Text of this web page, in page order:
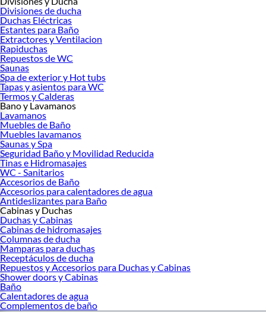
Divisiones de ducha
Duchas Eléctricas
Estantes para Baño
Extractores y Ventilacion
Rapiduchas
Repuestos de WC
Saunas
Spa de exterior y Hot tubs
Tapas y asientos para WC
Termos y Calderas
Bano y Lavamanos
Lavamanos
Muebles de Baño
Muebles lavamanos
Saunas y Spa
Seguridad Baño y Movilidad Reducida
Tinas e Hidromasajes
WC - Sanitarios
Accesorios de Baño
Accesorios para calentadores de agua
Antideslizantes para Baño
Cabinas y Duchas
Duchas y Cabinas
Cabinas de hidromasajes
Columnas de ducha
Mamparas para duchas
Receptáculos de ducha
Repuestos y Accesorios para Duchas y Cabinas
Shower doors y Cabinas
Baño
Calentadores de agua
Complementos de baño